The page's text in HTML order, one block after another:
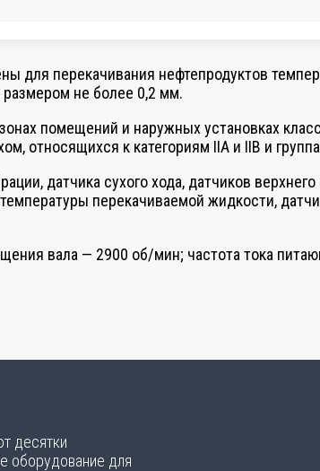
перекачивания нефтепродуктов
не более 0,2 мм.
помещений и наружных установках
относящихся к категориям IIA и IIB и
датчика сухого хода, датчиков
перекачиваемой жидкости,
вала — 2900 об/мин; частота тока
десятки
оборудование для